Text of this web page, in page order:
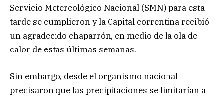
Servicio Metereológico Nacional (SMN) para esta
tarde se cumplieron y la Capital correntina recibió
un agradecido chaparrón, en medio de la ola de
calor de estas últimas semanas.
Sin embargo, desde el organismo nacional
precisaron que las precipitaciones se limitarían a